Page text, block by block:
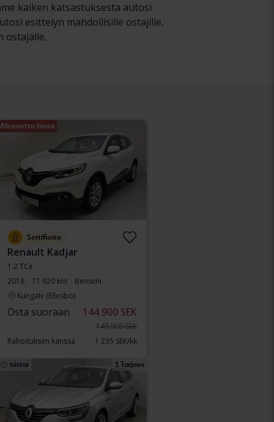
kaiken katsastuksesta autosi
esittelyn mahdollisille ostajille,
ostajalle.
Alennettu hinta
Sertifioitu
Renault Kadjar
1.2 TCe
2018
71 920 km
Bensiini
Kungälv (Ellesbo)
Osta suoraan 144 900 SEK
149 900 SEK
Rahoituksen kanssa
1 235 SEK/kk
tiistai 1 Tarjous